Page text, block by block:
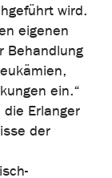
wird.
eigenen
Behandlung
ein.“
Erlanger
der